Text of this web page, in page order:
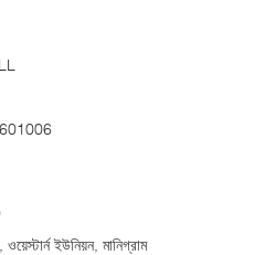
ওয়েস্টার্ন ইউনিয়ন, মানিগ্রাম